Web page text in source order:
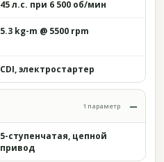
45 л.с. при 6 500 об/мин
5.3 kg-m @ 5500 rpm
CDI, электростартер
1 параметр
5-ступенчатая, цепной
привод